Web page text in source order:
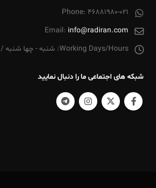
Phone: 46881980-021
Email: info@radiran.com
Working Days/Hours: شنبه - چها شنبه / 9:00 AM - 8:00 PM
شبکه های اجتماعی ما را دنبال نمایید